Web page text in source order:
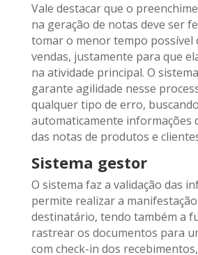
Vale destacar que o
na geração de notas deve ser
tomar o menor tempo possível
vendas, justamente para que
na atividade principal. O
garante agilidade nesse
qualquer tipo de erro, buscando
automaticamente informações
das notas de produtos e
Sistema gestor
O sistema faz a validação das
permite realizar a
destinatário, tendo também a
rastrear os documentos para
com check-in dos